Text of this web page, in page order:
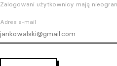
Zalogowani użytkownicy mają
Adres e-mail